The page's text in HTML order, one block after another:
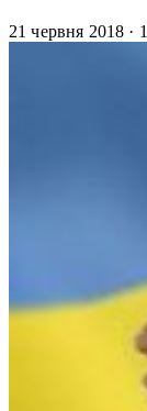
21 червня 2018 ·